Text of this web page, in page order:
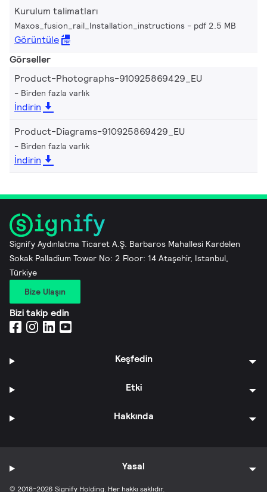
Kurulum talimatları
Maxos_fusion_rail_Installation_instructions pdf 2.5 MB
Görüntüle
Görseller
Product-Photographs-910925869429_EU
Birden fazla varlık
İndirin
Product-Diagrams-910925869429_EU
Birden fazla varlık
İndirin
Signify Aydınlatma Ticaret A.Ş. Barbaros Mahallesi Kardelen
Sokak Palladium Tower No: 2 Floor: 14 Ataşehir, Istanbul,
Türkiye
Bize Ulaşın
Bizi takip edin
Keşfedin
Etki
Hakkında
© 2018-2026 Signify Holding. Her hakkı saklıdır.
Yasal